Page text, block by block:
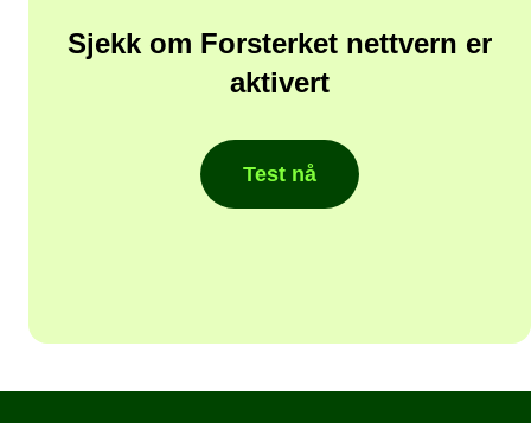
Sjekk om Forsterket nettvern er
aktivert
Test nå